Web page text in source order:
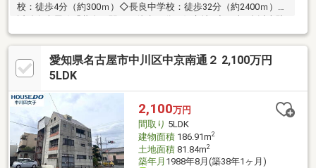
校：徒歩4分（約300ｍ）◇長良中学校：徒歩32分（約2400ｍ）◇
車可能♪◆南側前面道路約7.2ｍ♪◆書斎としても利用可能な納戸つ
き♪◆お料理に集中できる壁付けのシステムキッチン♪◆陽当たり
良好な南向きのLDK♪◎◎不動産の購入・売却ならハウスドゥ 中
川四女子へ！◎◎お客様に寄り添った提案をさせていただきます♪
愛知県名古屋市中川区中京南通２ 2,100万円
5LDK
2,100万円
間取り 5LDK
建物面積186.91m2
土地面積81.84m2
築年月 1988年8月(築38年1ヶ月)